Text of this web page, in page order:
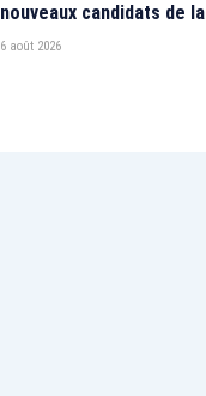
nouveaux candidats de la
saison 2026
6 août 2026